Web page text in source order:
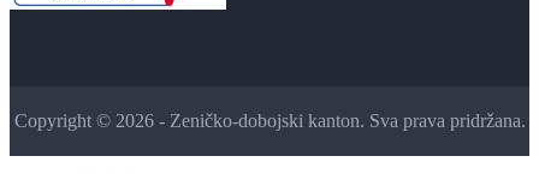
Copyright © 2026 - Zeničko-dobojski kanton. Sva prava pridržana.